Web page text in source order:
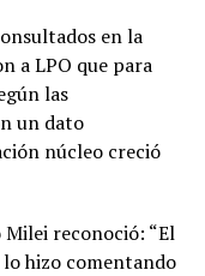
en la
a LPO que para
las
un dato
núcleo creció
reconoció: “El
hizo comentando